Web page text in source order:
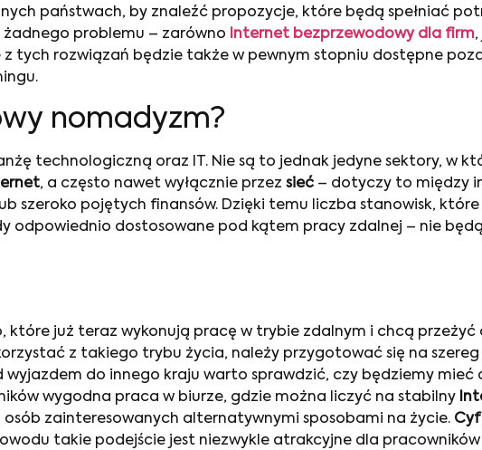
państwach, by znaleźć propozycje, które będą spełniać
żadnego problemu – zarówno Internet bezprzewodowy dla firm,
tych rozwiązań będzie także w pewnym stopniu dostępne
nomadyzm?
technologiczną oraz IT. Nie są to jednak jedyne sektory, w
, a często nawet wyłącznie przez sieć – dotyczy to między
szeroko pojętych finansów. Dzięki temu liczba stanowisk,
odpowiednio dostosowane pod kątem pracy zdalnej – nie
już teraz wykonują pracę w trybie zdalnym i chcą przeżyć
z takiego trybu życia, należy przygotować się na
do innego kraju warto sprawdzić, czy będziemy mieć
wygodna praca w biurze, gdzie można liczyć na stabilny
zainteresowanych alternatywnymi sposobami na życie.
takie podejście jest niezwykle atrakcyjne dla